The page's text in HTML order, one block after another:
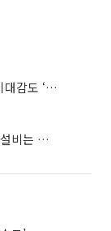
분당·평촌 오를 때 일산만 내렸다…재건축 기대감도 ‘무색’
현대건설, 아파트·토건·건축 1위…산업·환경설비는 삼성E&A